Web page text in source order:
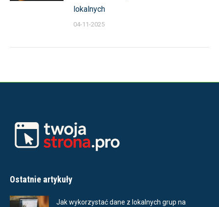
lokalnych
04-11-2025
Ostatnie artykuły
Jak wykorzystać dane z lokalnych grup na